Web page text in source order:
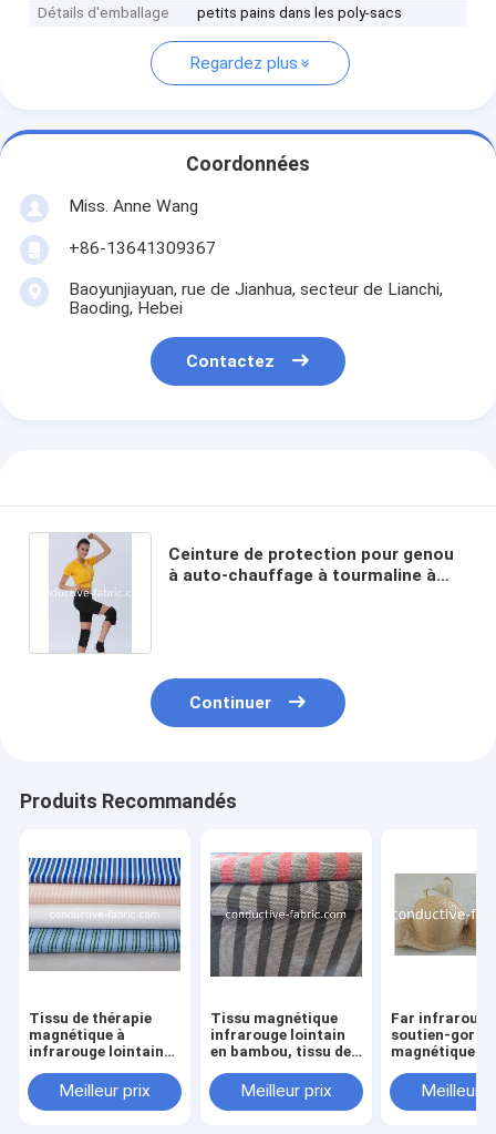
Détails d'emballage
petits pains dans les poly-sacs
Regardez plus
Coordonnées
Miss. Anne Wang
+86-13641309367
Baoyunjiayuan, rue de Jianhua, secteur de Lianchi,
Baoding, Hebei
Contactez
Ceinture de protection pour genou
à auto-chauffage à tourmaline à
Continuer
Produits Recommandés
Tissu de thérapie
magnétique à
infrarouge lointain
santé antibactérien
Meilleur prix
Tissu magnétique
infrarouge lointain
en bambou, tissu de
Meilleur prix
Far infrarouge
soutien-gorge
magnétique
couleurs et
choisir
Meilleur